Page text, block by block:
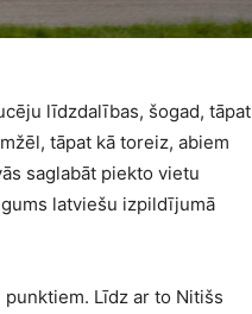
līdzdalības, šogad, tāpat
tāpat kā toreiz, abiem
saglabāt piekto vietu
latviešu izpildījumā
Līdz ar to Nitišs